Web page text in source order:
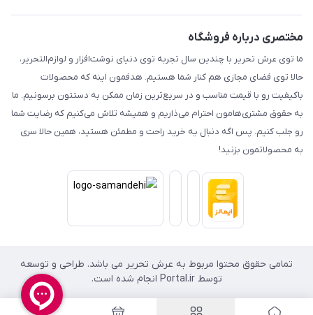
مختصری درباره فروشگاه
ما توی عرش تحریر با چندین سال تجربه توی دنیای نوشت‌افزار و لوازم‌التحریر،
حالا توی فضای مجازی هم کنار شما هستیم. هدفمون اینه که محصولات
باکیفیت رو با قیمت مناسب و در سریع‌ترین زمان ممکن به دستتون برسونیم. ما
به حقوق مشتری‌هامون احترام می‌ذاریم و همیشه تلاش می‌کنیم که رضایت شما
رو جلب کنیم. پس اگه دنبال یه خرید راحت و مطمئن هستید، همین حالا سری
به محصولاتمون بزنید!
تمامی حقوق محتوا مربوط به عرش تحریر می باشد. طراحی و توسعه
توسط Portal.ir انجام شده است.